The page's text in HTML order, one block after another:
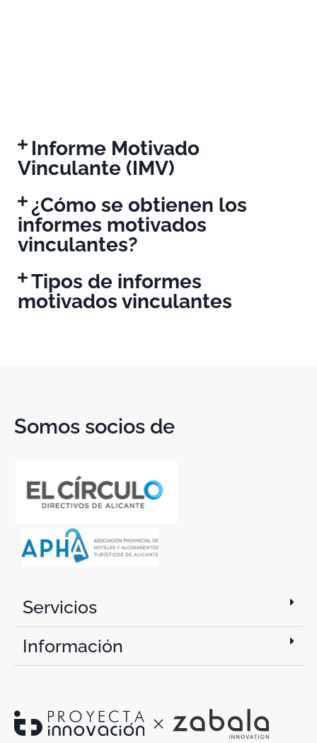
Informe Motivado
Vinculante (IMV)
¿Cómo se obtienen los
informes motivados
vinculantes?
Tipos de informes
motivados vinculantes
Somos socios de
Servicios
Información